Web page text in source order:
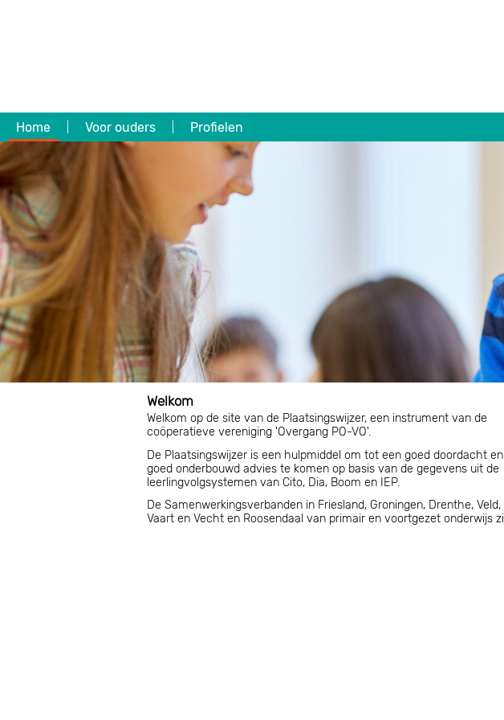
Home Voor ouders Profielen
Welkom
Welkom op de site van de Plaatsingswijzer, een instrument van de
coöperatieve vereniging 'Overgang PO-VO'.
De Plaatsingswijzer is een hulpmiddel om tot een goed doordacht en
goed onderbouwd advies te komen op basis van de gegevens uit de
leerlingvolgsystemen van Cito, Dia, Boom en IEP.
De Samenwerkingsverbanden in Friesland, Groningen, Drenthe, Veld,
Vaart en Vecht en Roosendaal van primair en voortgezet onderwijs zijn,